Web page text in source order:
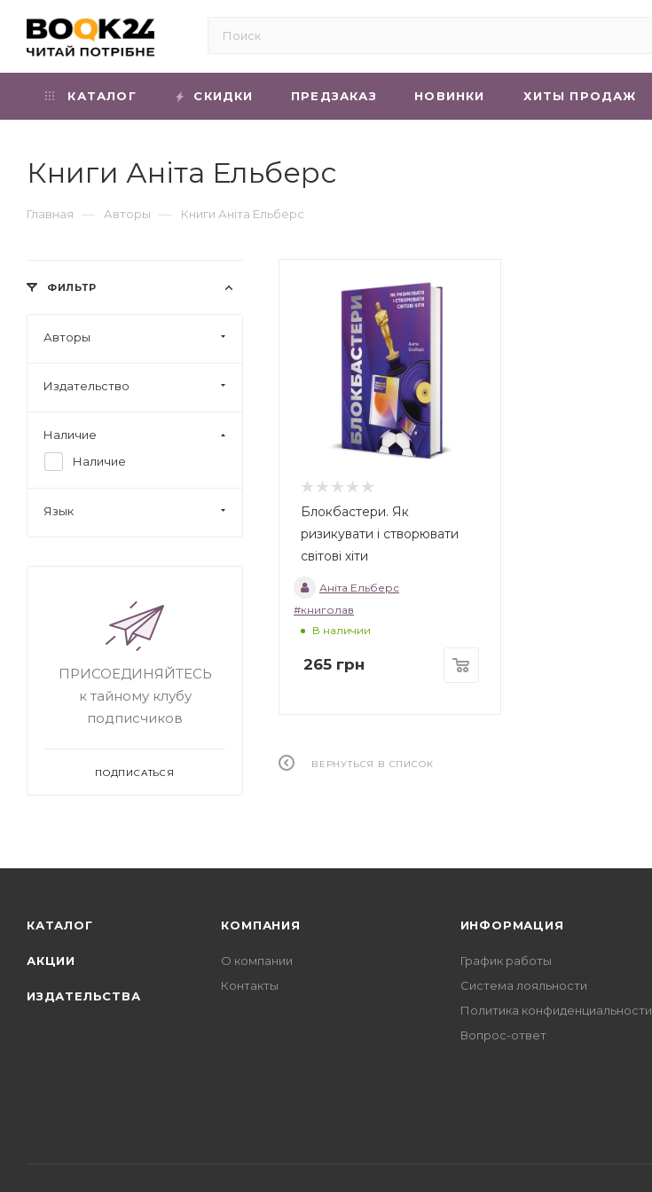
КАТАЛОГ СКИДКИ ПРЕДЗАКАЗ НОВИНКИ ХИТЫ ПРОДАЖ
Книги Аніта Ельберс
Главная — Авторы — Книги Аніта Ельберс
Блокбастери. Як
ризикувати і створювати
світові хіти
Аніта Ельберс
#книголав
В наличии
265 грн
ВЕРНУТЬСЯ В СПИСОК
ФИЛЬТР
Авторы
Издательство
Наличие
Наличие
Язык
ПРИСОЕДИНЯЙТЕСЬ
к тайному клубу
подписчиков
ПОДПИСАТЬСЯ
КАТАЛОГ
АКЦИИ
ИЗДАТЕЛЬСТВА
КОМПАНИЯ
О компании
Контакты
ИНФОРМАЦИЯ
График работы
Система лояльности
Политика конфиденциальности
Вопрос-ответ